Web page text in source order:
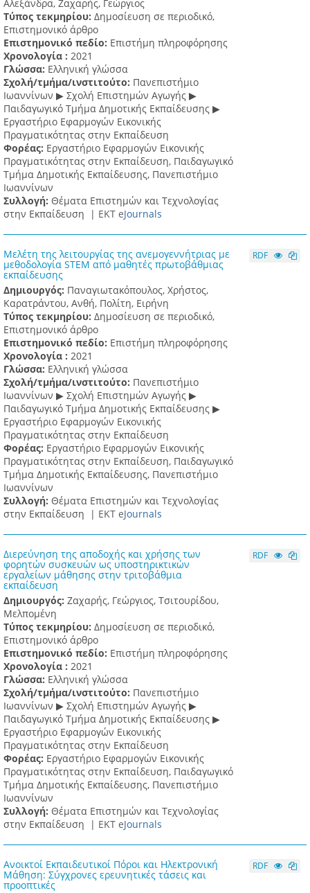
Αλεξάνδρα, Ζαχαρής, Γεώργιος
Τύπος τεκμηρίου: Δημοσίευση σε περιοδικό,
Επιστημονικό άρθρο
Επιστημονικό πεδίο: Επιστήμη πληροφόρησης
Χρονολογία : 2021
Γλώσσα: Ελληνική γλώσσα
Σχολή/τμήμα/ινστιτούτο: Πανεπιστήμιο
Ιωαννίνων ▶ Σχολή Επιστημών Αγωγής ▶
Παιδαγωγικό Τμήμα Δημοτικής Εκπαίδευσης ▶
Eργαστήριο Εφαρμογών Eικονικής
Πραγματικότητας στην Εκπαίδευση
Φορέας: Εργαστήριο Εφαρμογών Εικονικής
Πραγματικότητας στην Εκπαίδευση, Παιδαγωγικό
Τμήμα Δημοτικής Εκπαίδευσης, Πανεπιστήμιο
Ιωαννίνων
Συλλογή: Θέματα Επιστημών και Τεχνολογίας
στην Εκπαίδευση | ΕΚΤ eJournals
Μελέτη της λειτουργίας της ανεμογεννήτριας με
μεθοδολογία STEM από μαθητές πρωτοβάθμιας
εκπαίδευσης
Δημιουργός: Παναγιωτακόπουλος, Χρήστος,
Καρατράντου, Ανθή, Πολίτη, Ειρήνη
Τύπος τεκμηρίου: Δημοσίευση σε περιοδικό,
Επιστημονικό άρθρο
Επιστημονικό πεδίο: Επιστήμη πληροφόρησης
Χρονολογία : 2021
Γλώσσα: Ελληνική γλώσσα
Σχολή/τμήμα/ινστιτούτο: Πανεπιστήμιο
Ιωαννίνων ▶ Σχολή Επιστημών Αγωγής ▶
Παιδαγωγικό Τμήμα Δημοτικής Εκπαίδευσης ▶
Eργαστήριο Εφαρμογών Eικονικής
Πραγματικότητας στην Εκπαίδευση
Φορέας: Εργαστήριο Εφαρμογών Εικονικής
Πραγματικότητας στην Εκπαίδευση, Παιδαγωγικό
Τμήμα Δημοτικής Εκπαίδευσης, Πανεπιστήμιο
Ιωαννίνων
Συλλογή: Θέματα Επιστημών και Τεχνολογίας
στην Εκπαίδευση | ΕΚΤ eJournals
RDF
Διερεύνηση της αποδοχής και χρήσης των
φορητών συσκευών ως υποστηρικτικών
εργαλείων μάθησης στην τριτοβάθμια
εκπαίδευση
Δημιουργός: Ζαχαρής, Γεώργιος, Τσιτουρίδου,
Μελπομένη
Τύπος τεκμηρίου: Δημοσίευση σε περιοδικό,
Επιστημονικό άρθρο
Επιστημονικό πεδίο: Επιστήμη πληροφόρησης
Χρονολογία : 2021
Γλώσσα: Ελληνική γλώσσα
Σχολή/τμήμα/ινστιτούτο: Πανεπιστήμιο
Ιωαννίνων ▶ Σχολή Επιστημών Αγωγής ▶
Παιδαγωγικό Τμήμα Δημοτικής Εκπαίδευσης ▶
Eργαστήριο Εφαρμογών Eικονικής
Πραγματικότητας στην Εκπαίδευση
Φορέας: Εργαστήριο Εφαρμογών Εικονικής
Πραγματικότητας στην Εκπαίδευση, Παιδαγωγικό
Τμήμα Δημοτικής Εκπαίδευσης, Πανεπιστήμιο
Ιωαννίνων
Συλλογή: Θέματα Επιστημών και Τεχνολογίας
στην Εκπαίδευση | ΕΚΤ eJournals
RDF
Ανοικτοί Εκπαιδευτικοί Πόροι και Ηλεκτρονική
Μάθηση: Σύγχρονες ερευνητικές τάσεις και
προοπτικές
RDF